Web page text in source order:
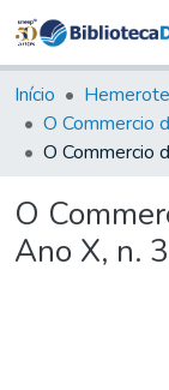
Início
O Commercio
O
Ano X, n.